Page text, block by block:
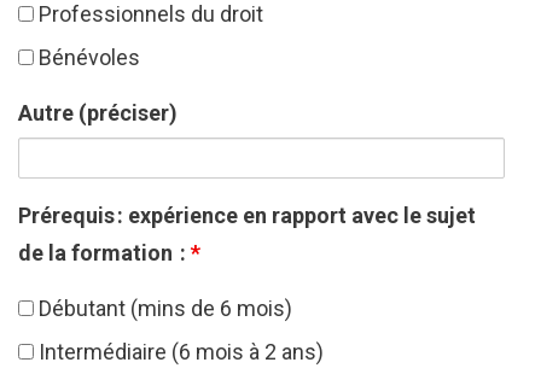
Professionnels du droit
Bénévoles
Autre (préciser)
Prérequis : expérience en rapport avec le sujet
de la formation : *
Débutant (mins de 6 mois)
Intermédiaire (6 mois à 2 ans)